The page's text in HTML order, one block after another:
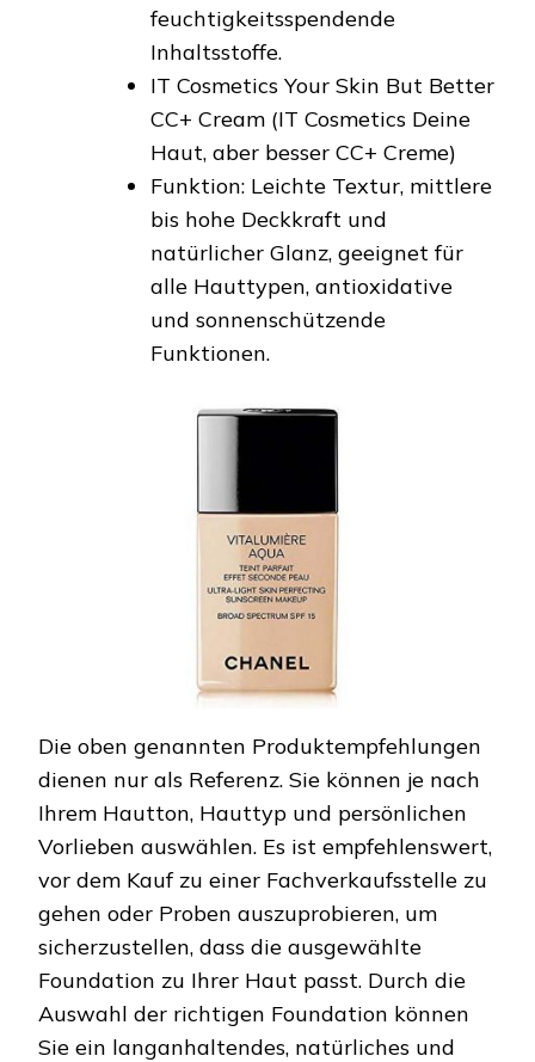
feuchtigkeitsspendende
Inhaltsstoffe.
IT Cosmetics Your Skin But Better
CC+ Cream (IT Cosmetics Deine
Haut, aber besser CC+ Creme)
Funktion: Leichte Textur, mittlere
bis hohe Deckkraft und
natürlicher Glanz, geeignet für
alle Hauttypen, antioxidative
und sonnenschützende
Funktionen.
Die oben genannten Produktempfehlungen
dienen nur als Referenz. Sie können je nach
Ihrem Hautton, Hauttyp und persönlichen
Vorlieben auswählen. Es ist empfehlenswert,
vor dem Kauf zu einer Fachverkaufsstelle zu
gehen oder Proben auszuprobieren, um
sicherzustellen, dass die ausgewählte
Foundation zu Ihrer Haut passt. Durch die
Auswahl der richtigen Foundation können
Sie ein langanhaltendes, natürliches und